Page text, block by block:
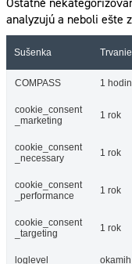
analyzujú a neboli ešte
Sušenka Trvanie
COMPASS 1
cookie_consent
_marketing
1 rok
cookie_consent
_necessary
1 rok
cookie_consent
_performance
1 rok
cookie_consent
_targeting
1 rok
loglevel okamih